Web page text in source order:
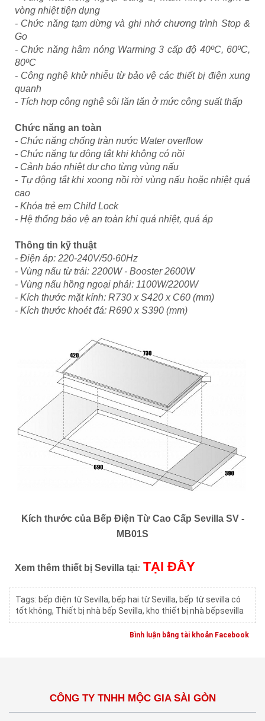
vòng nhiệt tiện dụng
- Chức năng tạm dừng và ghi nhớ chương trình Stop &
Go
- Chức năng hâm nóng Warming 3 cấp độ 40ºC, 60ºC,
80ºC
- Công nghệ khử nhiễu từ bảo vệ các thiết bị điện xung
quanh
- Tích hợp công nghệ sôi lăn tăn ở mức công suất thấp
Chức năng an toàn
- Chức năng chống tràn nước Water overflow
- Chức năng tự động tắt khi không có nồi
- Cảnh báo nhiệt dư cho từng vùng nấu
- Tự động tắt khi xoong nồi rời vùng nấu hoặc nhiệt quá
cao
- Khóa trẻ em Child Lock
- Hệ thống bảo vệ an toàn khi quá nhiệt, quá áp
Thông tin kỹ thuật
- Điện áp: 220-240V/50-60Hz
- Vùng nấu từ trái: 2200W - Booster 2600W
- Vùng nấu hồng ngoại phải: 1100W/2200W
- Kích thước mặt kính: R730 x S420 x C60 (mm)
- Kích thước khoét đá: R690 x S390 (mm)
Kích thước của Bếp Điện Từ Cao Cấp Sevilla SV -
MB01S
Xem thêm thiết bị Sevilla tại: TẠI ĐÂY
Tags: bếp điện từ Sevilla, bếp hai từ Sevilla, bếp từ sevilla có
tốt không, Thiết bị nhà bếp Sevilla, kho thiết bị nhà bếpsevilla
Bình luận bằng tài khoản Facebook
CÔNG TY TNHH MỘC GIA SÀI GÒN